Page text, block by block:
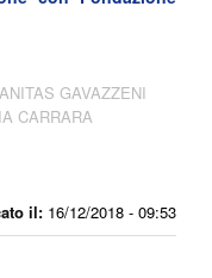
il: 16/12/2018 - 09:53
GAVAZZENI
CARRARA